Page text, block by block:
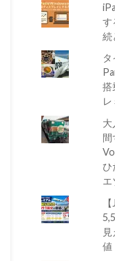
す
続
搭
大
間
ひ
エ